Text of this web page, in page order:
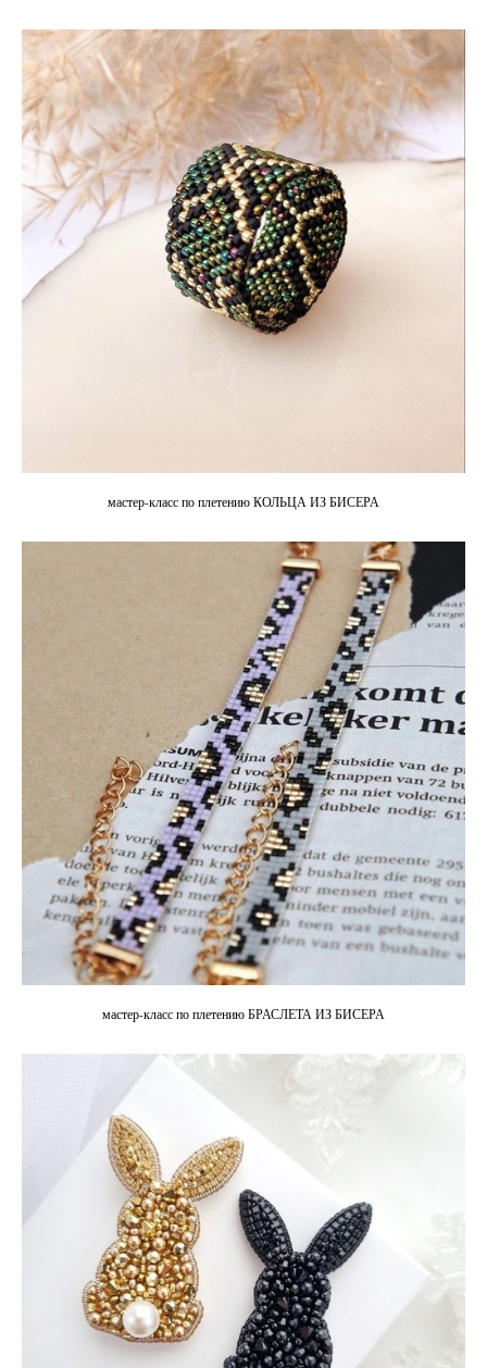
мастер-класс по плетению КОЛЬЦА ИЗ БИСЕРА
мастер-класс по плетению БРАСЛЕТА ИЗ БИСЕРА